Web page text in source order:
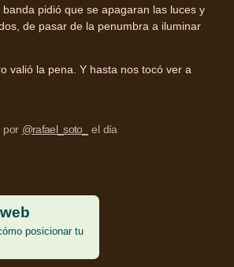
pidió que se apagaran las luces y
de pasar de la penumbra a iluminar
valió la pena. Y hasta nos tocó ver a
por @rafael_soto_
el día
posicionar tu